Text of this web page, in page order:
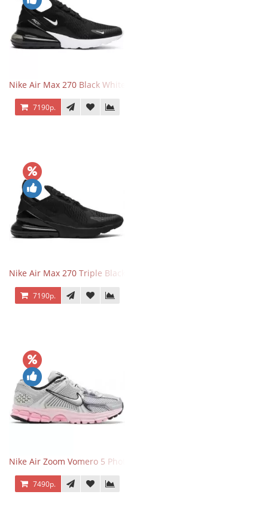
Nike Air Max 270 Black White
7190р.
Nike Air Max 270 Triple Black
7190р.
Nike Air Zoom Vomero 5 Photon Dust Pink Foam
7490р.